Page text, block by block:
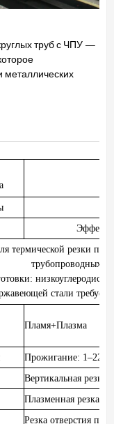
труб с ЧПУ —
металлических
термической резки
трубопроводных
стали требует
Пламя+Плазма
Прожигание: 1–22
Вертикальная резка 6
Плазменная резка
Резка отверстия